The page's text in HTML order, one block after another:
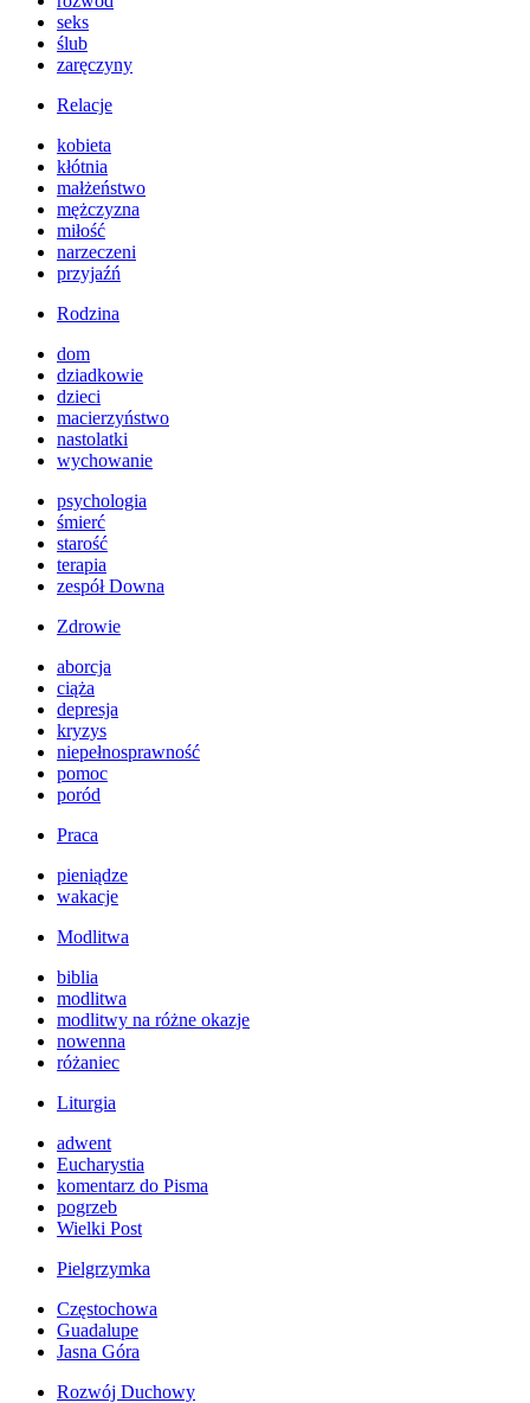
seks
ślub
zaręczyny
Relacje
kobieta
kłótnia
małżeństwo
mężczyzna
miłość
narzeczeni
przyjaźń
Rodzina
dom
dziadkowie
dzieci
macierzyństwo
nastolatki
wychowanie
psychologia
śmierć
starość
terapia
zespół Downa
Zdrowie
aborcja
ciąża
depresja
kryzys
niepełnosprawność
pomoc
poród
Praca
pieniądze
wakacje
Modlitwa
biblia
modlitwa
modlitwy na różne okazje
nowenna
różaniec
Liturgia
adwent
Eucharystia
komentarz do Pisma
pogrzeb
Wielki Post
Pielgrzymka
Częstochowa
Guadalupe
Jasna Góra
Rozwój Duchowy